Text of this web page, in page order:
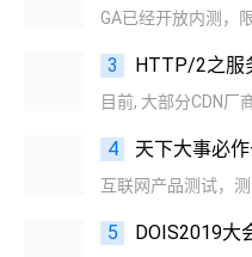
GA已经开放内测，
3 HTTP/2之服
4 天下大事必作
5 DOIS2019大